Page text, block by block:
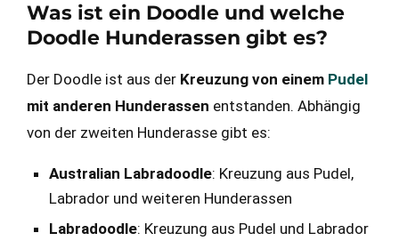
Was ist ein Doodle und welche
Doodle Hunderassen gibt es?
Der Doodle ist aus der Kreuzung von einem Pudel
mit anderen Hunderassen entstanden. Abhängig
von der zweiten Hunderasse gibt es:
Australian Labradoodle: Kreuzung aus Pudel,
Labrador und weiteren Hunderassen
Labradoodle: Kreuzung aus Pudel und Labrador